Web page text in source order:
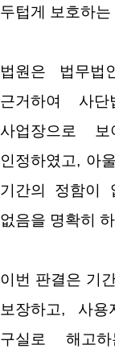
두텁게 보호하
법원은 법무
근거하여 사
사업장으로
인정하였고, 아
기간의 정함이
없음을 명확히
이번 판결은 기
보장하고, 사
구실로 해고